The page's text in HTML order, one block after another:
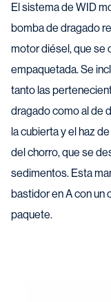
El sistema de WID
bomba de dragado
motor diésel, que se
empaquetada. Se
tanto las
dragado como al de
la cubierta y el haz
del chorro, que se
sedimentos. Esta
bastidor en A con un
paquete.